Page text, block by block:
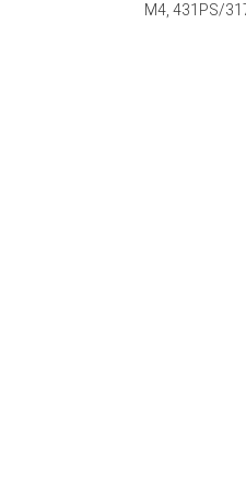
M4, 431PS/